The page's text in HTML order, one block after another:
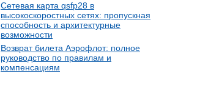
Сетевая карта qsfp28 в
высокоскоростных сетях: пропускная
способность и архитектурные
возможности
Возврат билета Аэрофлот: полное
руководство по правилам и
компенсациям